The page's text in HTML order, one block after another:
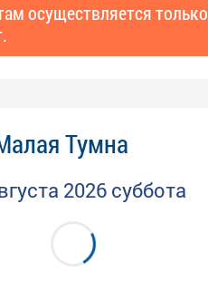
осуществляется
Тумна
2026 суббота